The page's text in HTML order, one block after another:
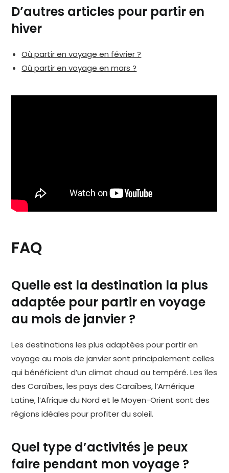
D’autres articles pour partir en
hiver
Où partir en voyage en février ?
Où partir en voyage en mars ?
FAQ
Quelle est la destination la plus
adaptée pour partir en voyage
au mois de janvier ?
Les destinations les plus adaptées pour partir en
voyage au mois de janvier sont principalement celles
qui bénéficient d’un climat chaud ou tempéré. Les îles
des Caraïbes, les pays des Caraïbes, l’Amérique
Latine, l’Afrique du Nord et le Moyen-Orient sont des
régions idéales pour profiter du soleil.
Quel type d’activités je peux
faire pendant mon voyage ?